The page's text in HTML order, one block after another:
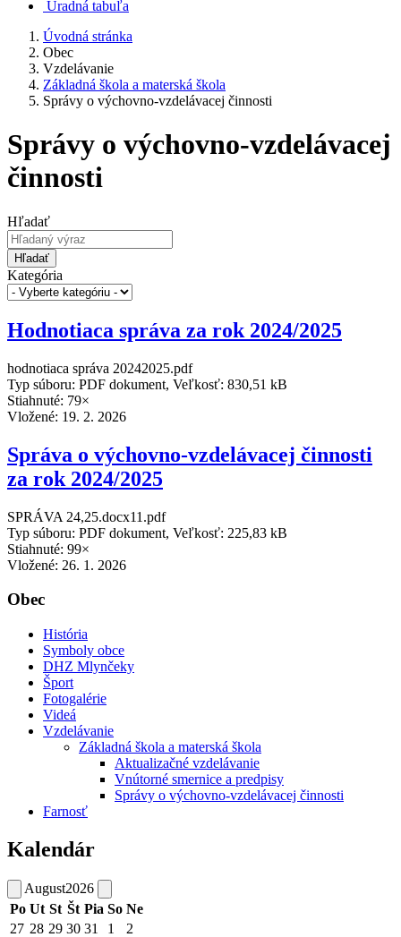
Úradná tabuľa
Úvodná stránka
Obec
Vzdelávanie
Základná škola a materská škola
Správy o výchovno-vzdelávacej činnosti
Správy o výchovno-vzdelávacej
činnosti
Hľadať
Hľadať
Kategória
Hodnotiaca správa za rok 2024/2025
hodnotiaca správa 20242025.pdf
Typ súboru: PDF dokument, Veľkosť: 830,51 kB
Stiahnuté: 79×
Vložené: 19. 2. 2026
Správa o výchovno-vzdelávacej činnosti
za rok 2024/2025
SPRÁVA 24,25.docx11.pdf
Typ súboru: PDF dokument, Veľkosť: 225,83 kB
Stiahnuté: 99×
Vložené: 26. 1. 2026
Obec
História
Symboly obce
DHZ Mlynčeky
Šport
Fotogalérie
Videá
Vzdelávanie
Základná škola a materská škola
Aktualizačné vzdelávanie
Vnútorné smernice a predpisy
Správy o výchovno-vzdelávacej činnosti
Farnosť
Kalendár
August2026
Po Ut St Št Pia So Ne
27 28 29 30 31 1
2